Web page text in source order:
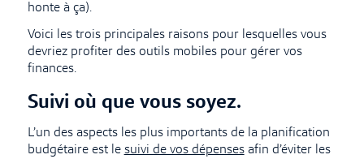
honte à ça).
Voici les trois principales raisons pour lesquelles vous
devriez profiter des outils mobiles pour gérer vos
finances.
Suivi où que vous soyez.
L’un des aspects les plus importants de la planification
budgétaire est le suivi de vos dépensesafin d’éviter les